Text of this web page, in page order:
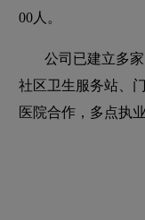
00人。
公司已建立多
社区卫生服务站、
医院合作，多点执